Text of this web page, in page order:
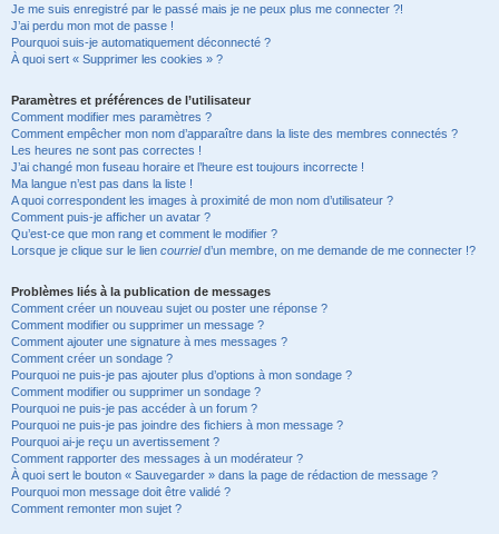
Je me suis enregistré par le passé mais je ne peux plus me connecter ?!
J’ai perdu mon mot de passe !
Pourquoi suis-je automatiquement déconnecté ?
À quoi sert « Supprimer les cookies » ?
Paramètres et préférences de l’utilisateur
Comment modifier mes paramètres ?
Comment empêcher mon nom d’apparaître dans la liste des membres connectés ?
Les heures ne sont pas correctes !
J’ai changé mon fuseau horaire et l’heure est toujours incorrecte !
Ma langue n’est pas dans la liste !
A quoi correspondent les images à proximité de mon nom d’utilisateur ?
Comment puis-je afficher un avatar ?
Qu’est-ce que mon rang et comment le modifier ?
Lorsque je clique sur le lien courrield’un membre, on me demande de me connecter !?
Problèmes liés à la publication de messages
Comment créer un nouveau sujet ou poster une réponse ?
Comment modifier ou supprimer un message ?
Comment ajouter une signature à mes messages ?
Comment créer un sondage ?
Pourquoi ne puis-je pas ajouter plus d’options à mon sondage ?
Comment modifier ou supprimer un sondage ?
Pourquoi ne puis-je pas accéder à un forum ?
Pourquoi ne puis-je pas joindre des fichiers à mon message ?
Pourquoi ai-je reçu un avertissement ?
Comment rapporter des messages à un modérateur ?
À quoi sert le bouton « Sauvegarder » dans la page de rédaction de message ?
Pourquoi mon message doit être validé ?
Comment remonter mon sujet ?